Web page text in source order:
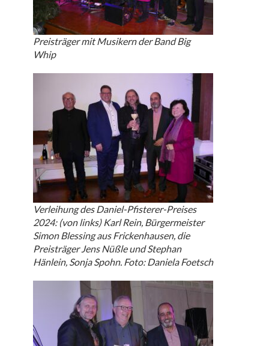
Preisträger mit Musikern der Band Big
Whip
Verleihung des Daniel-Pfisterer-Preises
2024: (von links) Karl Rein, Bürgermeister
Simon Blessing aus Frickenhausen, die
Preisträger Jens Nüßle und Stephan
Hänlein, Sonja Spohn. Foto: Daniela Foetsch